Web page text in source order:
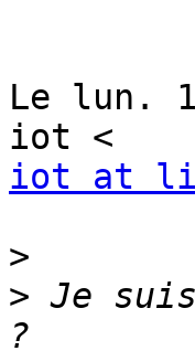
Le lun.
iot at
>
> Je